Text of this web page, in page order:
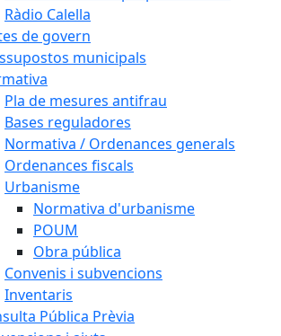
Ràdio Calella
de govern
municipals
Pla de mesures antifrau
Bases reguladores
Normativa / Ordenances generals
Ordenances fiscals
Urbanisme
Normativa d'urbanisme
POUM
Obra pública
Convenis i subvencions
Inventaris
Pública Prèvia